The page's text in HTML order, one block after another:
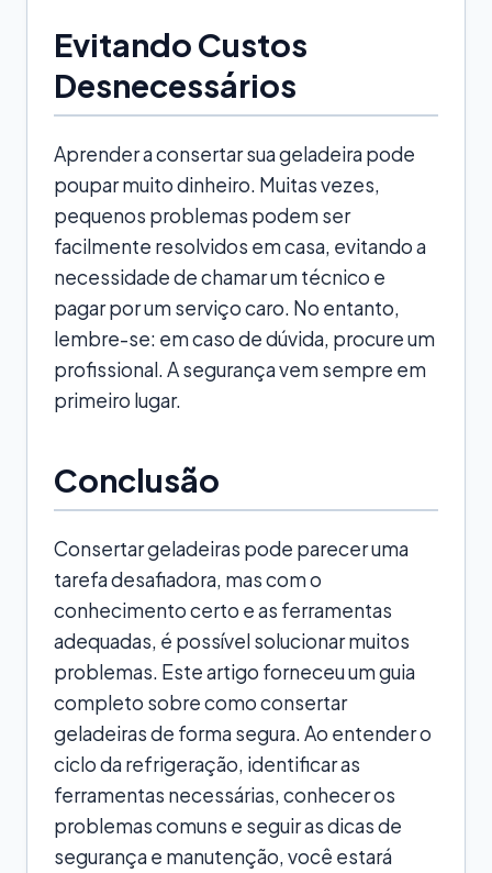
Evitando Custos
Desnecessários
Aprender a consertar sua geladeira pode
poupar muito dinheiro. Muitas vezes,
pequenos problemas podem ser
facilmente resolvidos em casa, evitando a
necessidade de chamar um técnico e
pagar por um serviço caro. No entanto,
lembre-se: em caso de dúvida, procure um
profissional. A segurança vem sempre em
primeiro lugar.
Conclusão
Consertar geladeiras pode parecer uma
tarefa desafiadora, mas com o
conhecimento certo e as ferramentas
adequadas, é possível solucionar muitos
problemas. Este artigo forneceu um guia
completo sobre como consertar
geladeiras de forma segura. Ao entender o
ciclo da refrigeração, identificar as
ferramentas necessárias, conhecer os
problemas comuns e seguir as dicas de
segurança e manutenção, você estará